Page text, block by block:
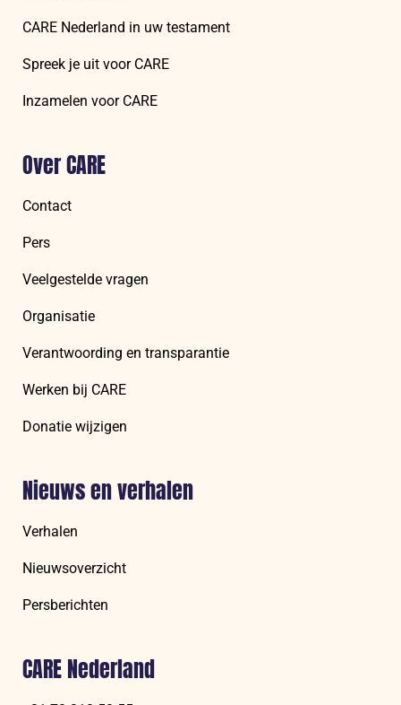
CARE Nederland in uw testament
Spreek je uit voor CARE
Inzamelen voor CARE
Over CARE
Contact
Pers
Veelgestelde vragen
Organisatie
Verantwoording en transparantie
Werken bij CARE
Donatie wijzigen
Nieuws en verhalen
Verhalen
Nieuwsoverzicht
Persberichten
CARE Nederland